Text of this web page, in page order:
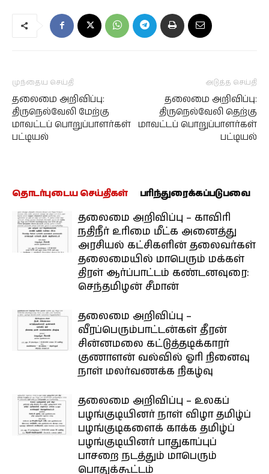
முந்தைய செய்தி
தலைமை அறிவிப்பு:
திருநெல்வேலி மேற்கு
மாவட்டப் பொறுப்பாளர்கள்
பட்டியல்
அடுத்த செய்தி
தலைமை அறிவிப்பு:
திருநெல்வேலி தெற்கு
மாவட்டப் பொறுப்பாளர்கள்
பட்டியல்
தொடர்புடைய செய்திகள் பரிந்துரைக்கப்படுபவை
தலைமை அறிவிப்பு – காவிரி
நதிநீர் உரிமை மீட்க அனைத்து
அரசியல் கட்சிகளின் தலைவர்கள்
தலைமையில் மாபெரும் மக்கள்
திரள் ஆர்ப்பாட்டம் கண்டனவுரை:
செந்தமிழன் சீமான்
தலைமை அறிவிப்பு –
வீரப்பெரும்பாட்டன்கள் தீரன்
சின்னமலை கட்டுத்தடிக்காரர்
குணாளன் வல்வில் ஓரி நினைவு
நாள் மலர்வணக்க நிகழ்வு
தலைமை அறிவிப்பு – உலகப்
பழங்குடியினர் நாள் விழா தமிழ்ப்
பழங்குடிகளைக் காக்க தமிழ்ப்
பழங்குடியினர் பாதுகாப்புப்
பாசறை நடத்தும் மாபெரும்
பொதுக்கூட்டம்